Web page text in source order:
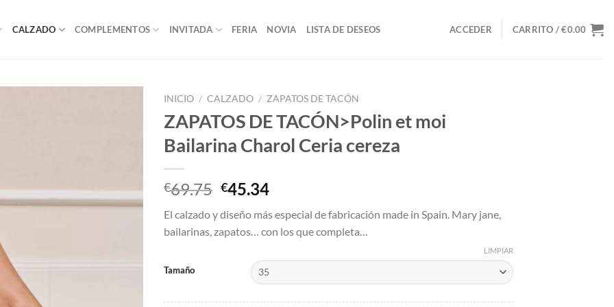
CALZADO COMPLEMENTOS INVITADA FERIA NOVIA LISTA DE DESEOS ACCEDER CARRITO /€0.00
INICIO / CALZADO / ZAPATOS DE TACÓN
ZAPATOS DE TACÓN>Polin et moi
Bailarina Charol Ceria cereza
€69.75 El
original
era:
€45.34El
actual
es:
El calzado y diseño más especial de fabricación made in Spain. Mary jane,
bailarinas, zapatos… con los que completa…
Tamaño
LIMPIAR